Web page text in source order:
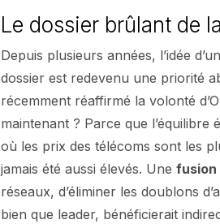
Le dossier brûlant de
Depuis plusieurs années, l’idée
dossier est redevenu une priorité
récemment réaffirmé la volonté
maintenant ? Parce que l’équilibre
où les prix des télécoms sont les
jamais été aussi élevés. Unefusion
réseaux, d’éliminer les doublons
bien que leader, bénéficierait